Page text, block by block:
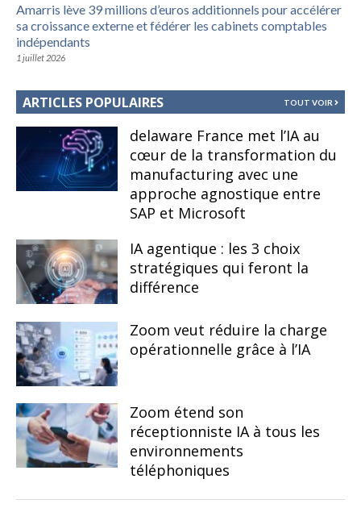
Amarris lève 39 millions d’euros additionnels pour accélérer
sa croissance externe et fédérer les cabinets comptables
indépendants
1 juillet 2026
ARTICLES POPULAIRES TOUT VOIR
delaware France met l’IA au
cœur de la transformation du
manufacturing avec une
approche agnostique entre
SAP et Microsoft
IA agentique : les 3 choix
stratégiques qui feront la
différence
Zoom veut réduire la charge
opérationnelle grâce à l’IA
Zoom étend son
réceptionniste IA à tous les
environnements
téléphoniques